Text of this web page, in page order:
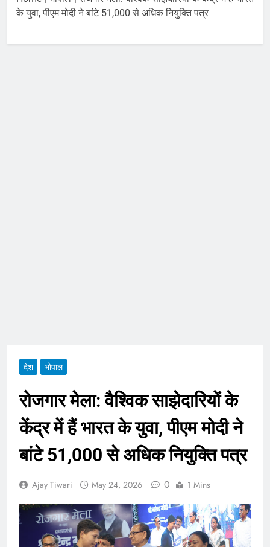
पर
झारखंड: रांची में PSC-SSC
August 10, 2026
के युवा, पीएम मोदी ने बांटे 51,000 से अधिक नियुक्ति पत्र
देश भोपाल
रोजगार मेला: वैश्विक साझेदारियों के
केंद्र में हैं भारत के युवा, पीएम मोदी ने
बांटे 51,000 से अधिक नियुक्ति पत्र
Ajay Tiwari May 24, 2026 0 1 Mins